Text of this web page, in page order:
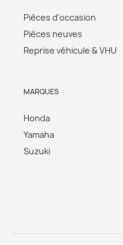
Pièces d'occasion
Pièces neuves
Reprise véhicule & VHU
MARQUES
Honda
Yamaha
Suzuki